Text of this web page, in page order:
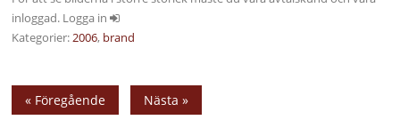
inloggad. Logga in
Kategorier:2006, brand
« Föregående Nästa »